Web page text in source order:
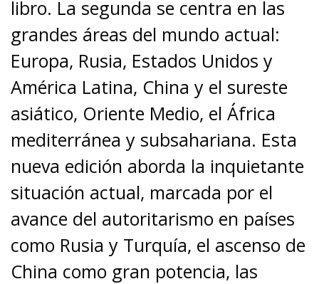
libro. La segunda se centra en las
grandes áreas del mundo actual:
Europa, Rusia, Estados Unidos y
América Latina, China y el sureste
asiático, Oriente Medio, el África
mediterránea y subsahariana. Esta
nueva edición aborda la inquietante
situación actual, marcada por el
avance del autoritarismo en países
como Rusia y Turquía, el ascenso de
China como gran potencia, las